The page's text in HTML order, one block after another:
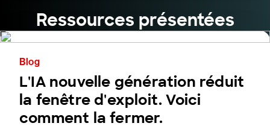
Ressources présentées
Blog
L'IA nouvelle génération réduit
la fenêtre d'exploit. Voici
comment la fermer.